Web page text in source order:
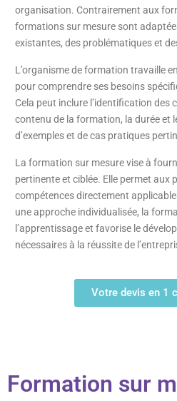
organisation. Contrairement aux
formations sur mesure sont
existantes, des problématiques et
L’organisme de formation travaille
pour comprendre ses besoins
Cela peut inclure l’identification des
contenu de la formation, la durée et
d’exemples et de cas pratiques
La formation sur mesure vise à
pertinente et ciblée. Elle permet aux
compétences directement
une approche individualisée, la
l’apprentissage et favorise le
nécessaires à la réussite de
Votre devis en 1
Formation sur